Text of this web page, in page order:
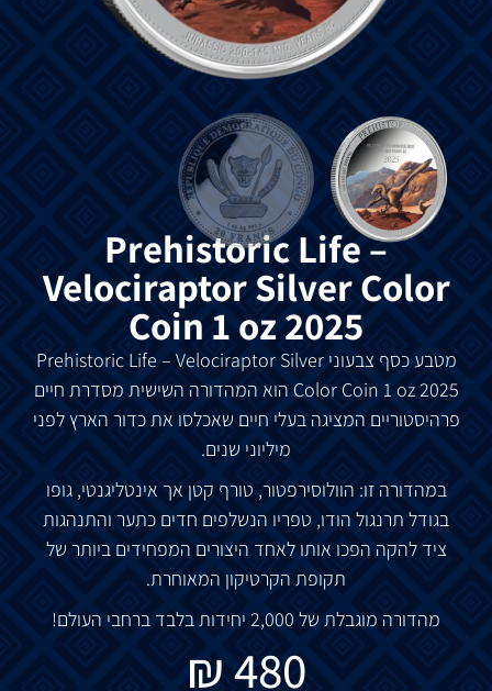
Prehistoric Life –
Velociraptor Silver Color
Coin 1 oz 2025
מטבע כסף צבעוני Prehistoric Life – Velociraptor Silver
Color Coin 1 oz 2025 הוא המהדורה השישית מסדרת חיים
פרהיסטוריים המציגה בעלי חיים שאכלסו את כדור הארץ לפני
מיליוני שנים.
במהדורה זו: הוולוסירפטור, טורף קטן אך אינטליגנטי, גופו
בגודל תרנגול הודו, טפריו הנשלפים חדים כתער והתנהגות
ציד להקה הפכו אותו לאחד היצורים המפחידים ביותר של
תקופת הקרטיקון המאוחרת.
מהדורה מוגבלת של 2,000 יחידות בלבד ברחבי העולם!
480
₪